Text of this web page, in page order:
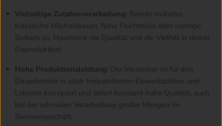
Vielseitige Zutatenverarbeitung: Bereite mühelos
klassische Milcheisbasen, feine Fruchtmixe oder cremige
Sorbets zu. Maximiere die Qualität und die Vielfalt in deiner
Eisproduktion!
Hohe Produktionsleistung: Der Micronizer ist für den
Dauerbetrieb in stark frequentierten Eiswerkstätten und
Laboren konzipiert und liefert konstant hohe Qualität, auch
bei der schnellen Verarbeitung großer Mengen im
Sommergeschäft.